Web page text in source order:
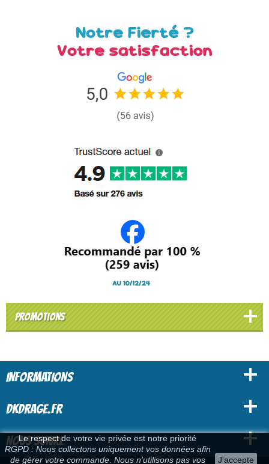
PROMOTIONS
Le respect de votre vie privée est notre priorité
RGPD : Nous collectons uniquement vos données afin
de gérer votre commande. Nous n'utilisons pas vos
J'accepte
INFORMATIONS
DKDRAGE.FR
NOUS SUIVRE